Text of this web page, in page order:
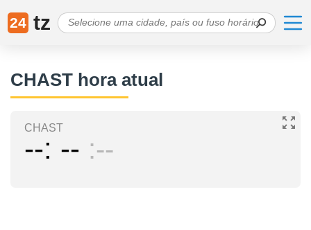
24 tz
CHAST hora atual
CHAST
-- -- --